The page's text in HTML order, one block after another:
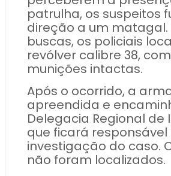
patrulha, os suspeitos
direção a um matagal.
buscas, os policiais
revólver calibre 38,
munições intactas.
Após o ocorrido, a
apreendida e
Delegacia Regional de
que ficará responsável
investigação do caso.
não foram localizados.